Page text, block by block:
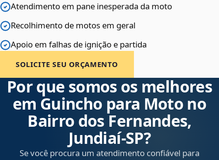
Atendimento em pane inesperada da moto
Recolhimento de motos em geral
Apoio em falhas de ignição e partida
SOLICITE SEU ORÇAMENTO
Por que somos os melhores
em Guincho para Moto no
Bairro dos Fernandes,
Jundiaí‑SP?
Se você procura um atendimento confiável para